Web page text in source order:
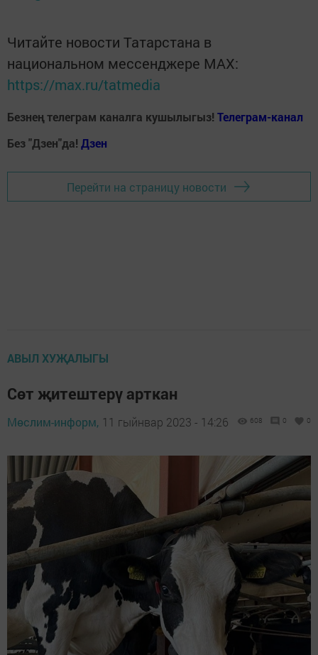
Читайте новости Татарстана в
национальном мессенджере MАХ:
https://max.ru/tatmedia
Безнең телеграм каналга кушылыгыз! Телеграм-канал
Без "Дзен"да! Дзен
Перейти на страницу новости
АВЫЛ ХУҖАЛЫГЫ
Сөт җитештерү арткан
Мөслим-информ, 11 гыйнвар 2023 - 14:26 608 0 0